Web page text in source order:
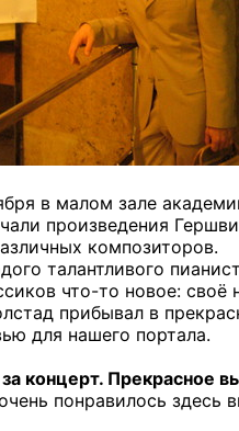
в малом зале
произведения
композиторов.
талантливого
что-то новое:
прибывал в
для нашего портала.
концерт. Прекрасное
понравилось здесь